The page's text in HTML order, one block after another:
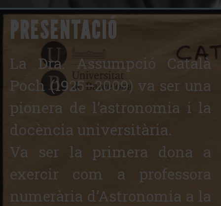
PRESENTACIÓ
La Dra. Assumpció Català
Poch (1925–2009) va ser una
pionera de l’astronomia i la
docència universitària.
Va ser la primera dona a
exercir com a professora
numerària d’Astronomia a la